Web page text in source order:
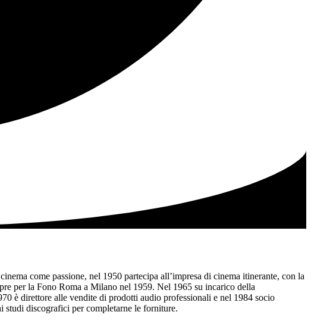
come passione, nel 1950 partecipa all’impresa di cinema itinerante, con la
per la Fono Roma a Milano nel 1959. Nel 1965 su incarico della
è direttore alle vendite di prodotti audio professionali e nel 1984 socio
studi discografici per completarne le forniture.